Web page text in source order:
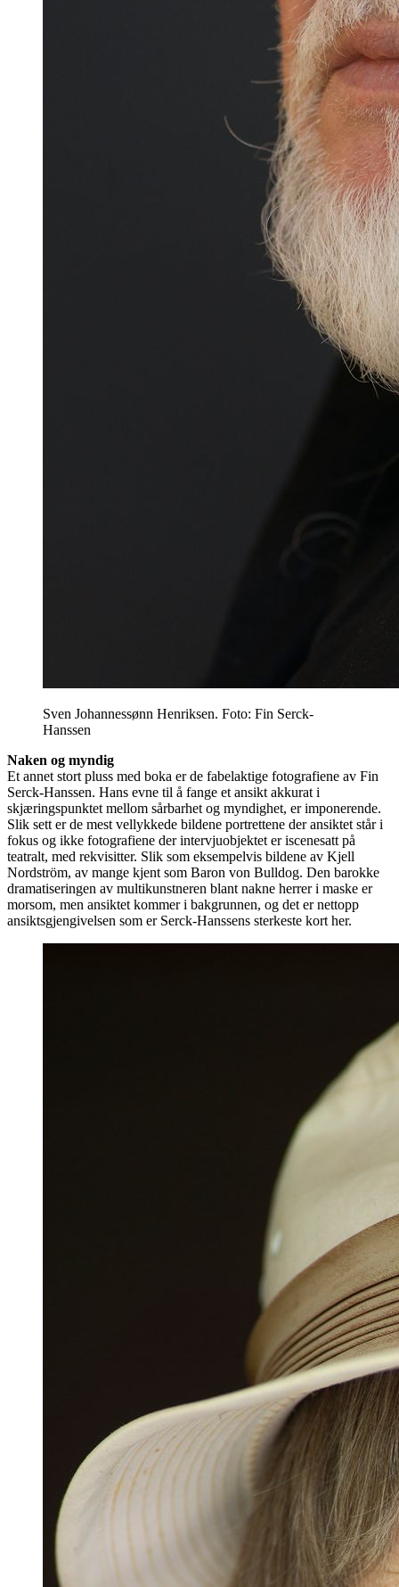
Sven Johannessønn Henriksen. Foto: Fin Serck-
Hanssen
Naken og myndig
Et annet stort pluss med boka er de fabelaktige fotografiene av Fin
Serck-Hanssen. Hans evne til å fange et ansikt akkurat i
skjæringspunktet mellom sårbarhet og myndighet, er imponerende.
Slik sett er de mest vellykkede bildene portrettene der ansiktet står i
fokus og ikke fotografiene der intervjuobjektet er iscenesatt på
teatralt, med rekvisitter. Slik som eksempelvis bildene av Kjell
Nordström, av mange kjent som Baron von Bulldog. Den barokke
dramatiseringen av multikunstneren blant nakne herrer i maske er
morsom, men ansiktet kommer i bakgrunnen, og det er nettopp
ansiktsgjengivelsen som er Serck-Hanssens sterkeste kort her.